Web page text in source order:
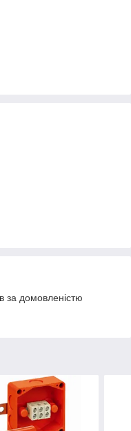
за домовленістю